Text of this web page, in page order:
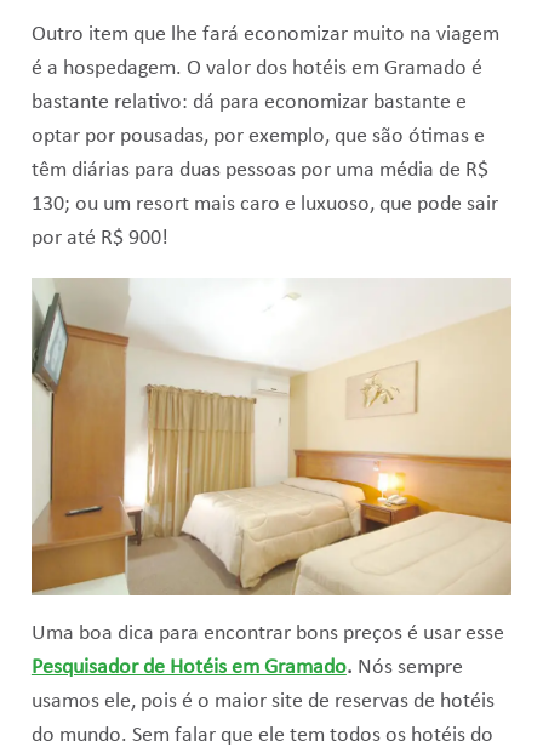
Outro item que lhe fará economizar muito na viagem
é a hospedagem. O valor dos hotéis em Gramado é
bastante relativo: dá para economizar bastante e
optar por pousadas, por exemplo, que são ótimas e
têm diárias para duas pessoas por uma média de R$
130; ou um resort mais caro e luxuoso, que pode sair
por até R$ 900!
Uma boa dica para encontrar bons preços é usar esse
Pesquisador de Hotéis em Gramado. Nós sempre
usamos ele, pois é o maior site de reservas de hotéis
do mundo. Sem falar que ele tem todos os hotéis do